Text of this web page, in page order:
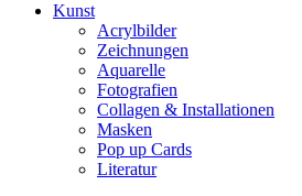
Kunst
Acrylbilder
Zeichnungen
Aquarelle
Fotografien
Collagen & Installationen
Masken
Pop up Cards
Literatur